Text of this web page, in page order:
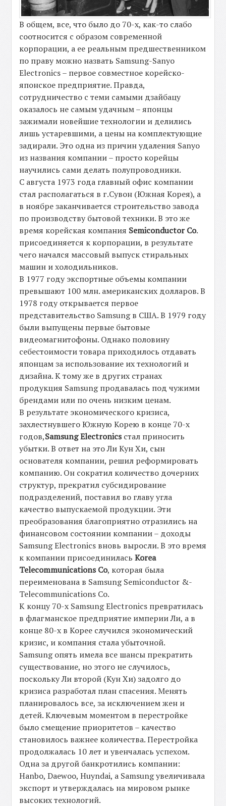
В общем, все, что было до 70-х, как-то слабо
соотносится с образом современной
корпорации, а ее реальным предшественником
по праву можно назвать Samsung-Sanyo
Electronics – первое совместное корейско-
японское предприятие. Правда,
сотрудничество с теми самыми дзайбацу
оказалось не самым удачным – японцы
зажимали новейшие технологии и делились
лишь устаревшими, а цены на комплектующие
задирали. Это одна из причин удаления Sanyo
из названия компании – просто корейцы
научились сами делать полупроводники.
С августа 1973 года главный офис компании
стал располагаться в г.Сувон (Южная Корея), а
в ноябре заканчивается строительство завода
по производству бытовой техники. В это же
время корейская компания Semiconductor Co.
присоединяется к корпорации, в результате
чего начался массовый выпуск стиральных
машин и холодильников.
В 1977 году экспортные объемы компании
превышают 100 млн. американских долларов. В
1978 году открывается первое
представительство Samsung в США. В 1979 году
были выпущены первые бытовые
видеомагнитофоны. Однако половину
себестоимости товара приходилось отдавать
японцам за использование их технологий и
дизайна. К тому же в других странах
продукция Samsung продавалась под чужими
брендами или по очень низким ценам.
В результате экономического кризиса,
захлестнувшего Южную Корею в конце 70-х
годов,Samsung Electronicsстал приносить
убытки. В ответ на это Ли Кун Хи, сын
основателя компании, решил реформировать
компанию. Он сократил количество дочерних
структур, прекратил субсидирование
подразделений, поставил во главу угла
качество выпускаемой продукции. Эти
преобразования благоприятно отразились на
финансовом состоянии компании – доходы
Samsung Electronics вновь выросли. В это время
к компании присоединиласьKorea
Telecommunications Co, которая была
переименована в Samsung Semiconductor &-
Telecommunications Co.
К концу 70-х Samsung Electronics превратилась
в флагманское предприятие империи Ли, а в
конце 80-х в Корее случился экономический
кризис, и компания стала убыточной.
Samsung опять имела все шансы прекратить
существование, но этого не случилось,
поскольку Ли второй (Кун Хи) задолго до
кризиса разработал план спасения. Менять
планировалось все, за исключением жен и
детей. Ключевым моментом в перестройке
было смещение приоритетов – качество
становилось важнее количества. Перестройка
продолжалась 10 лет и увенчалась успехом.
Одна за другой банкротились компании:
Hanbo, Daewoo, Huyndai, а Samsung увеличивала
экспорт и утверждалась на мировом рынке
высоких технологий.